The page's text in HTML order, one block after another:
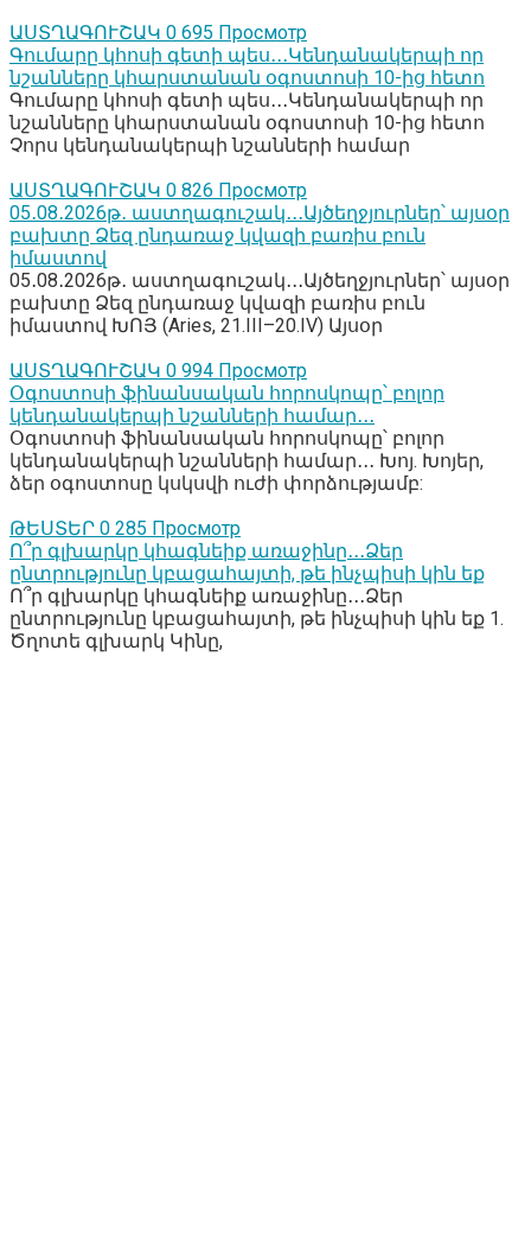
ԱՍՏՂԱԳՈՒՇԱԿ 0 695 Просмотр
Գումարը կհոսի գետի պես․․․Կենդանակերպի որ
նշանները կհարստանան օգոստոսի 10-ից հետո
Գումարը կհոսի գետի պես․․․Կենդանակերպի որ
նշանները կհարստանան օգոստոսի 10-ից հետո
Չորս կենդանակերպի նշանների համար
ԱՍՏՂԱԳՈՒՇԱԿ 0 826 Просмотр
05․08․2026թ․ աստղագուշակ․․․Այծեղջյուրներ՝ այսօր
բախտը Ձեզ ընդառաջ կվազի բառիս բուն
իմաստով
05․08․2026թ․ աստղագուշակ․․․Այծեղջյուրներ՝ այսօր
բախտը Ձեզ ընդառաջ կվազի բառիս բուն
իմաստով ԽՈՅ (Aries, 21.III–20.IV) Այսօր
ԱՍՏՂԱԳՈՒՇԱԿ 0 994 Просмотр
Օգոստոսի ֆինանսական հորոսկոպը՝ բոլոր
կենդանակերպի նշանների համար․․․
Օգոստոսի ֆինանսական հորոսկոպը՝ բոլոր
կենդանակերպի նշանների համար․․․ Խոյ. Խոյեր,
ձեր օգոստոսը կսկսվի ուժի փորձությամբ:
ԹԵՍՏԵՐ 0 285 Просмотр
Ո՞ր գլխարկը կհագնեիք առաջինը․․․Ձեր
ընտրությունը կբացահայտի, թե ինչպիսի կին եք
Ո՞ր գլխարկը կհագնեիք առաջինը․․․Ձեր
ընտրությունը կբացահայտի, թե ինչպիսի կին եք 1.
Ծղոտե գլխարկ Կինը,